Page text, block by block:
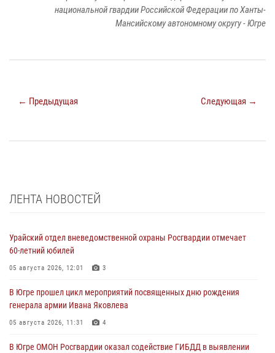
национальной гвардии Российской Федерации по Ханты-
Мансийскому автономному округу - Югре
← Предыдущая Следующая →
ЛЕНТА НОВОСТЕЙ
Урайский отдел вневедомственной охраны Росгвардии отмечает
60-летний юбилей
05 августа 2026, 12:01 3
В Югре прошел цикл мероприятий посвященных дню рождения
генерала армии Ивана Яковлева
05 августа 2026, 11:31 4
В Югре ОМОН Росгвардии оказал содействие ГИБДД в выявлении